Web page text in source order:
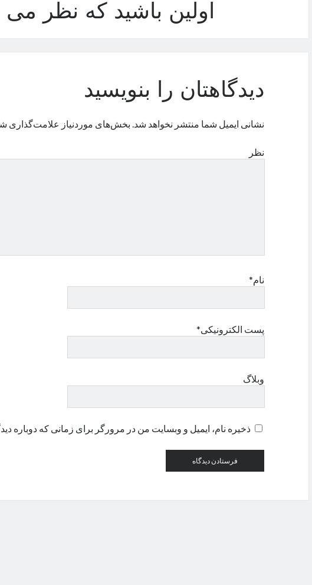
اولین باشید که نظر می
دیدگاهتان را بنویسید
نشانی ایمیل شما منتشر نخواهد شد. بخش‌های موردنیاز علامت‌گذاری
نظر
نام*
پست الکترونیکی*
وبلاگ
ذخیره نام، ایمیل و وبسایت من در مرورگر برای زمانی که دوباره